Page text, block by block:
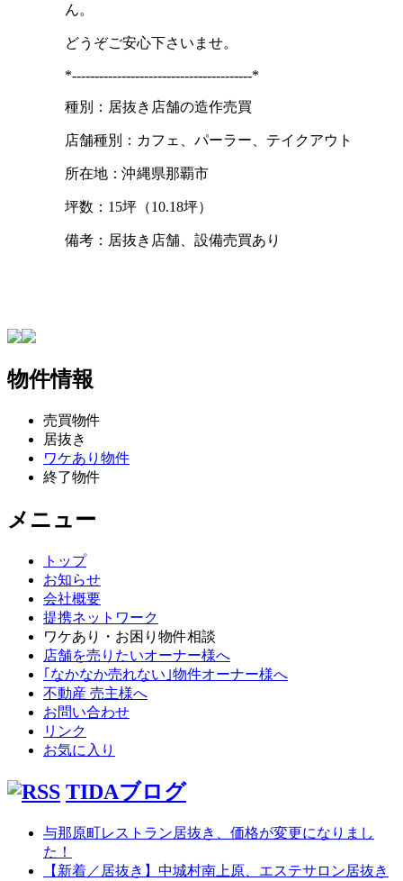
ん。
どうぞご安心下さいませ。
*----------------------------------------*
種別：居抜き店舗の造作売買
店舗種別：カフェ、パーラー、テイクアウト
所在地：沖縄県那覇市
坪数：15坪（10.18坪）
備考：居抜き店舗、設備売買あり
物件情報
売買物件
居抜き
ワケあり物件
終了物件
メニュー
トップ
お知らせ
会社概要
提携ネットワーク
ワケあり・お困り物件相談
店舗を売りたいオーナー様へ
｢なかなか売れない｣物件オーナー様へ
不動産 売主様へ
お問い合わせ
リンク
お気に入り
TIDAブログ
与那原町レストラン居抜き、価格が変更になりまし
た！
【新着／居抜き】中城村南上原、エステサロン居抜き